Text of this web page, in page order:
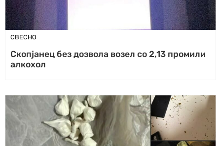
СВЕСНО
Скопјанец без дозвола возел со 2,13 промили
алкохол